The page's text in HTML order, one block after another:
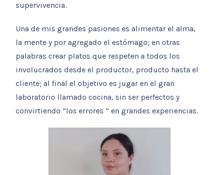
supervivencia.
Una de mis grandes pasiones es alimentar el alma,
la mente y por agregado el estómago; en otras
palabras crear platos que respeten a todos los
involucrados desde el productor, producto hasta el
cliente; al final el objetivo es jugar en el gran
laboratorio llamado cocina, sin ser perfectos y
convirtiendo “los errores ” en grandes experiencias.